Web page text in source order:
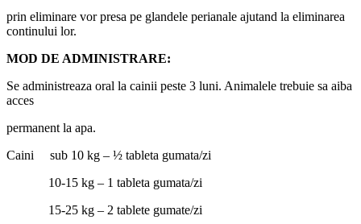
prin eliminare vor presa pe glandele perianale ajutand la eliminarea
continului lor.
MOD DE ADMINISTRARE:
Se administreaza oral la cainii peste 3 luni. Animalele trebuie sa aiba
acces
permanent la apa.
Caini sub 10 kg – ½ tableta gumata/zi
10-15 kg – 1 tableta gumata/zi
15-25 kg – 2 tablete gumate/zi